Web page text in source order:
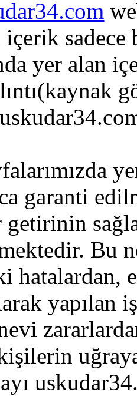
içerik sadece
yer alan
garanti
getirinin
Bu
hatalardan,
yapılan